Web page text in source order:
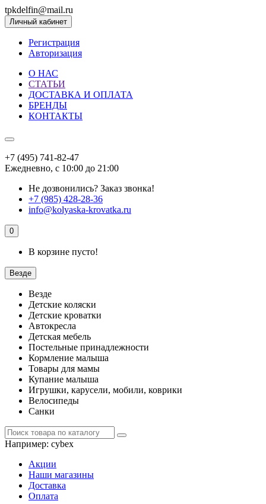
tpkdelfin@mail.ru
Личный кабинет
Регистрация
Авторизация
О НАС
СТАТЬИ
ДОСТАВКА И ОПЛАТА
БРЕНДЫ
КОНТАКТЫ
+7 (495) 741-82-47
Ежедневно, с 10:00 до 21:00
Не дозвонились? Заказ звонка!
+7 (985) 428-28-36
info@kolyaska-krovatka.ru
0
В корзине пусто!
Везде
Везде
Детские коляски
Детские кроватки
Автокресла
Детская мебель
Постельные принадлежности
Кормление малыша
Товары для мамы
Купание малыша
Игрушки, карусели, мобили, коврики
Велосипеды
Санки
Например: cybex
Акции
Наши магазины
Доставка
Оплата